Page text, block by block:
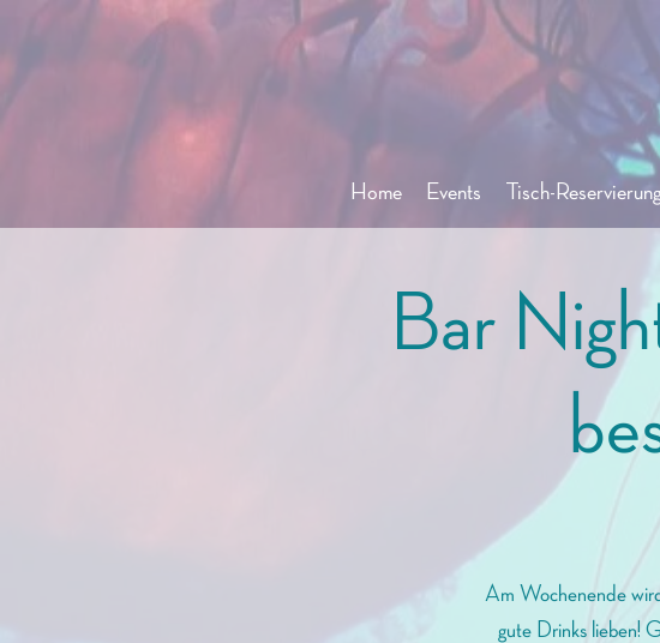
Home Events Tisch-
Bar
Am Wochenende
gute Drinks lieben!